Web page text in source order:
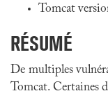
Tomcat
RÉSUMÉ
De multiples
Tomcat. Certaines